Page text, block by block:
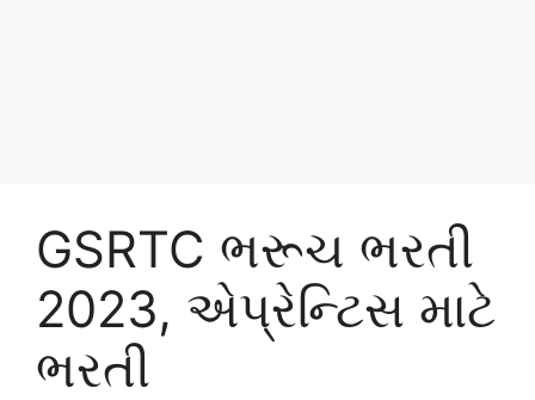
GSRTC ભરૂચ ભરતી
2023, એપ્રેન્ટિસ માટે
ભરતી